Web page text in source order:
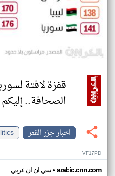
قفزة لافتة
الصحافة..
اخبار جزر القمر
VF17PD
سي ان ان عربي• arabic.cnn.com